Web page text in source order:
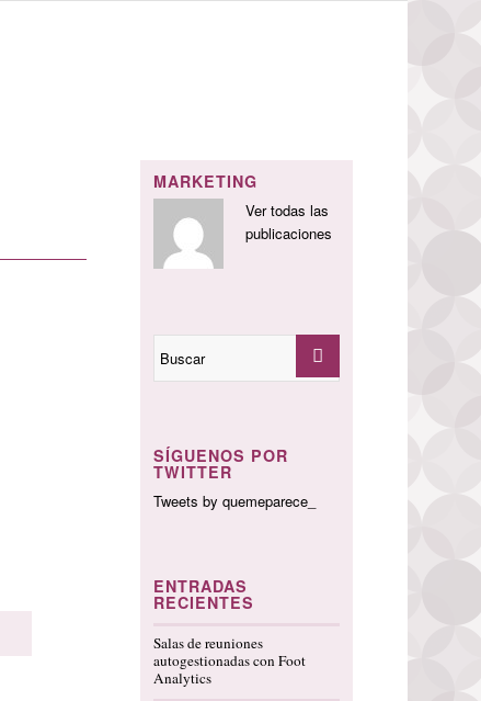
MARKETING
Ver todas las
publicaciones
SÍGUENOS POR
TWITTER
Tweets by quemeparece_
ENTRADAS
RECIENTES
Salas de reuniones
autogestionadas con Foot
Analytics